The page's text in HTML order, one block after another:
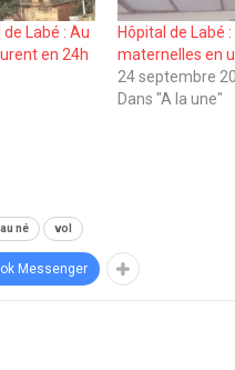
Labé : Au
en 24h
Hôpital de Labé
maternelles en
24 septembre
Dans "A la une"
né vol
Messenger